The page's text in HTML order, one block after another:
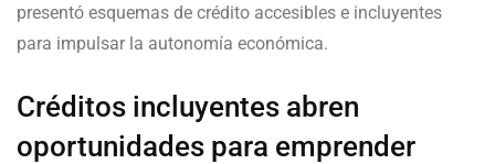
presentó esquemas de crédito accesibles e incluyentes
para impulsar la autonomía económica.
Créditos incluyentes abren
oportunidades para emprender